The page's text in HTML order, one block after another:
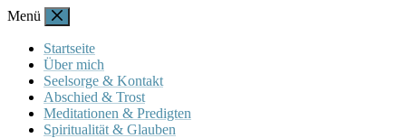
Zum
springen
Menü
Startseite
Über mich
Seelsorge & Kontakt
Abschied & Trost
Meditationen & Predigten
Spiritualität & Glauben